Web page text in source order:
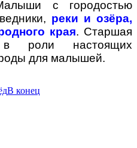
с городостью
реки и озёра,
края. Старшая
в роли настоящих
для малышей.
В конец